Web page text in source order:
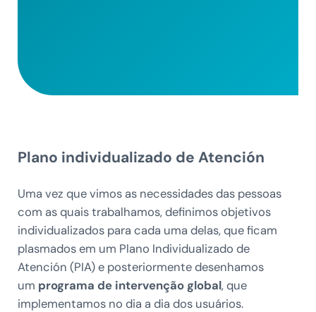
Plano individualizado de Atención
Uma vez que vimos as necessidades das pessoas
com as quais trabalhamos, definimos objetivos
individualizados para cada uma delas, que ficam
plasmados em um Plano Individualizado de
Atención (PIA) e posteriormente desenhamos
um programa de intervenção global, que
implementamos no dia a dia dos usuários.